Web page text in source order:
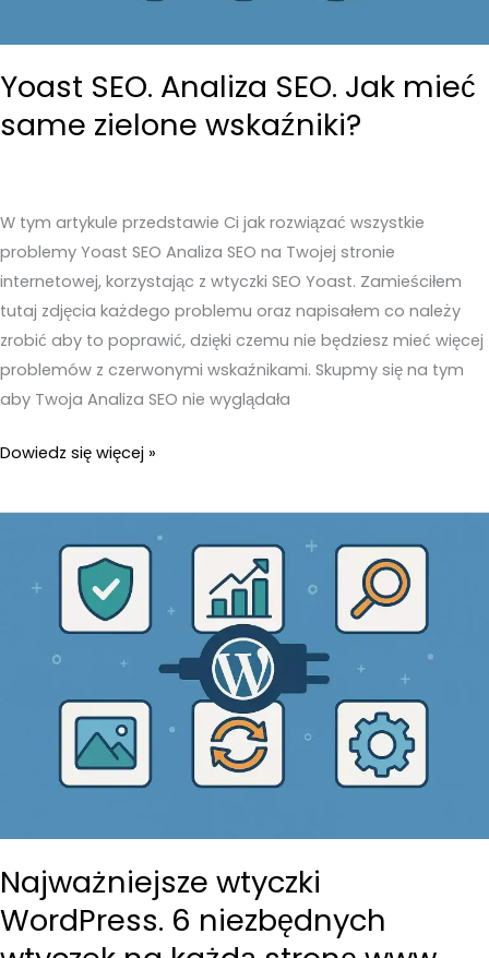
Yoast SEO. Analiza SEO. Jak mieć
same zielone wskaźniki?
W tym artykule przedstawie Ci jak rozwiązać wszystkie
problemy Yoast SEO Analiza SEO na Twojej stronie
internetowej, korzystając z wtyczki SEO Yoast. Zamieściłem
tutaj zdjęcia każdego problemu oraz napisałem co należy
zrobić aby to poprawić, dzięki czemu nie będziesz mieć więcej
problemów z czerwonymi wskaźnikami. Skupmy się na tym
aby Twoja Analiza SEO nie wyglądała
Yoast
Analiza
mieć
zielone
Dowiedz się więcej »
Najważniejsze wtyczki
WordPress. 6 niezbędnych